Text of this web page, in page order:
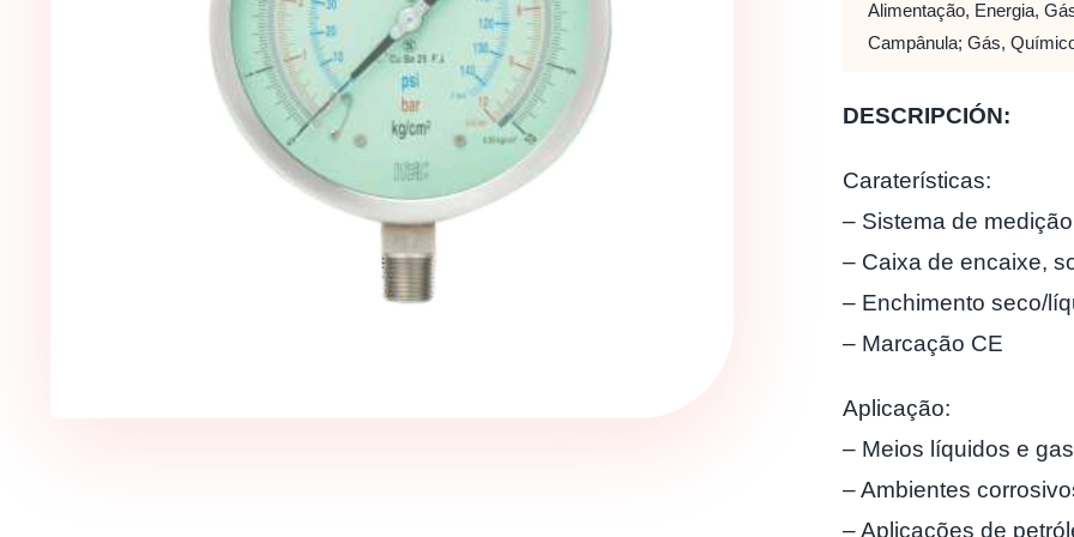
Alimentação, Energia,
Campânula; Gás,
DESCRIPCIÓN:
Caraterísticas:
– Sistema de
– Caixa de encaixe,
– Enchimento seco/
– Marcação CE
Aplicação:
– Meios líquidos e
– Ambientes
– Aplicações de